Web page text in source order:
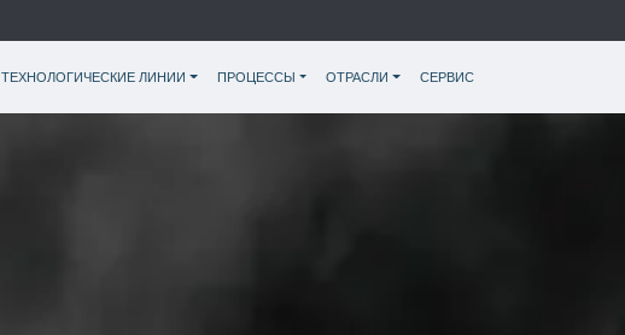
ТЕХНОЛОГИЧЕСКИЕ ЛИНИИ ПРОЦЕССЫ ОТРАСЛИ СЕРВИС